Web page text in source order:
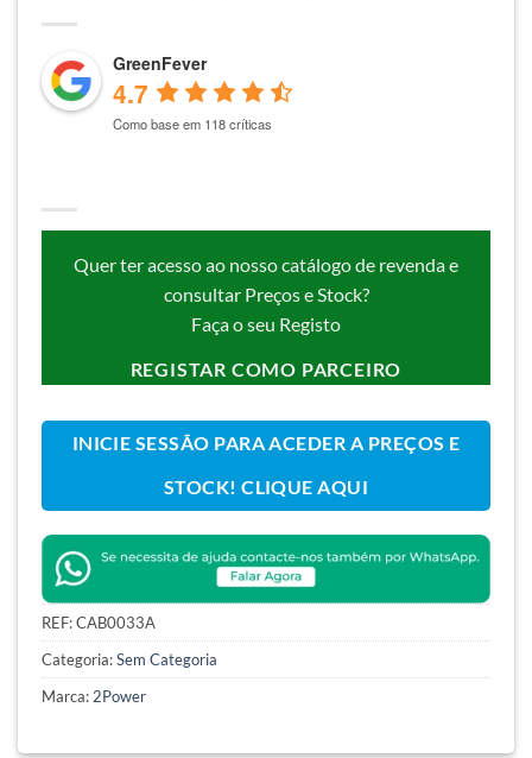
GreenFever
4.7
Como base em 118 críticas
Quer ter acesso ao nosso catálogo de revenda e
consultar Preços e Stock?
Faça o seu Registo
REGISTAR COMO PARCEIRO
INICIE SESSÃO PARA ACEDER A PREÇOS E
STOCK! CLIQUE AQUI
REF:CAB0033A
Categoria:Sem Categoria
Marca:2Power